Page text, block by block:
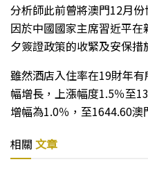
分析師此前曾將澳門12月
因於中國國家主席習近平
夕簽證政策的收緊及安保措
雖然酒店入住率在19財年
幅增長，上漲幅度1.5％至
增幅為1.0％，至1644.60澳
相關 文章